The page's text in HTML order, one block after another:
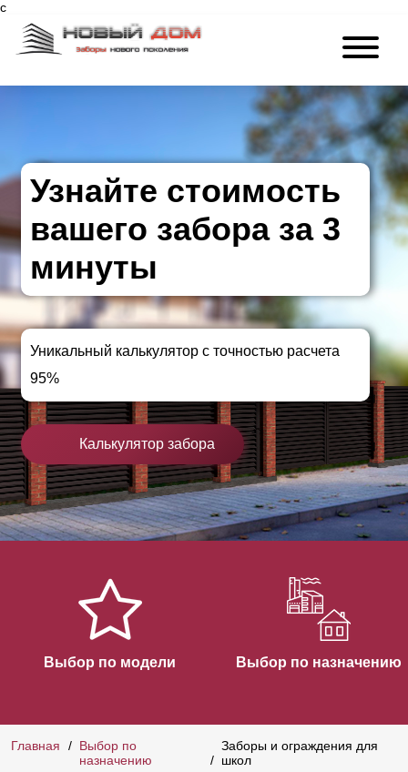
c
Узнайте стоимость
вашего забора за 3
минуты
Уникальный калькулятор с точностью расчета
95%
Калькулятор забора
Выбор по модели Выбор по назначению
Главная
Выбор по
назначению
Заборы и ограждения для
школ